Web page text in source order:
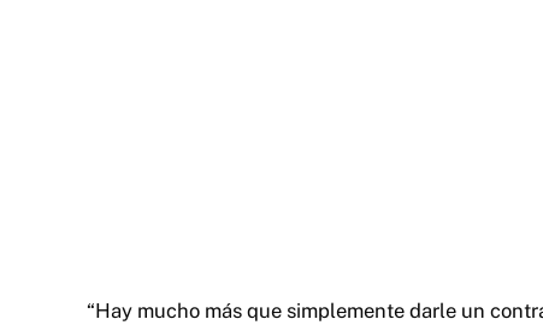
“Hay mucho más que simplemente darle un